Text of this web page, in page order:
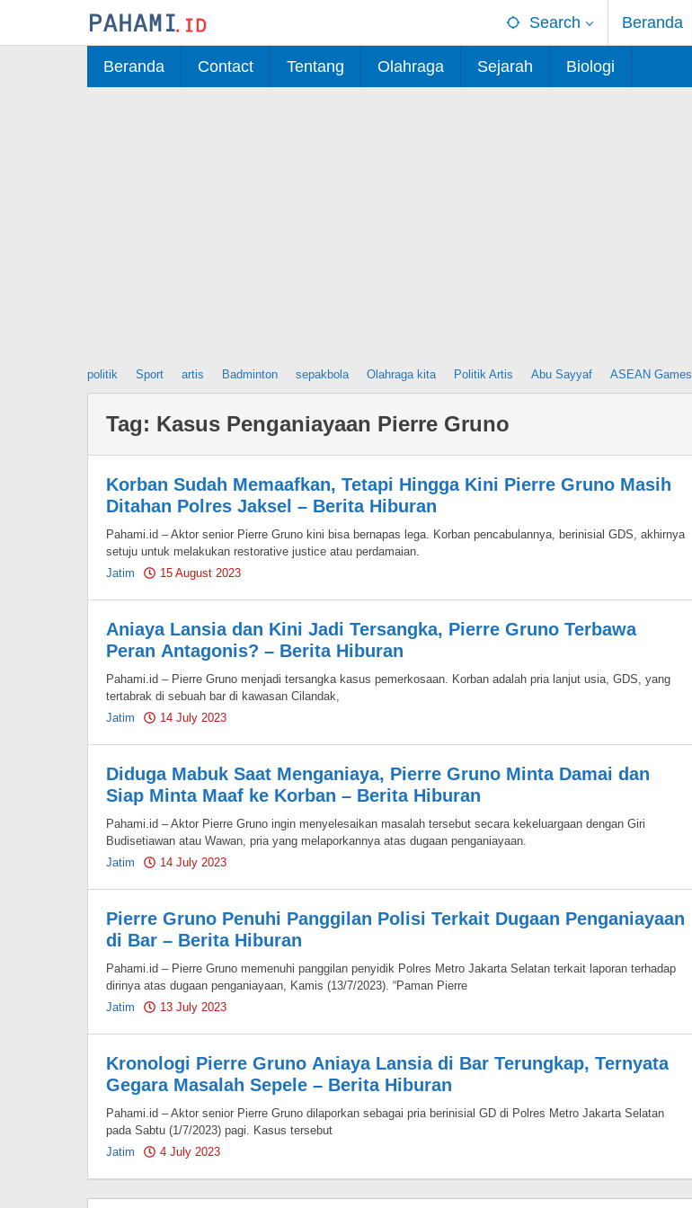
Search Beranda
Beranda Contact Tentang Olahraga Sejarah Biologi
politik Sport artis Badminton sepakbola Olahraga kita Politik Artis Abu Sayyaf ASEAN Games
Tag: Kasus Penganiayaan Pierre Gruno
Korban Sudah Memaafkan, Tetapi Hingga Kini Pierre Gruno Masih
Ditahan Polres Jaksel – Berita Hiburan
Pahami.id – Aktor senior Pierre Gruno kini bisa bernapas lega. Korban pencabulannya, berinisial GDS, akhirnya
setuju untuk melakukan restorative justice atau perdamaian.
Jatim
15 August 2023
Aniaya Lansia dan Kini Jadi Tersangka, Pierre Gruno Terbawa
Peran Antagonis? – Berita Hiburan
Pahami.id – Pierre Gruno menjadi tersangka kasus pemerkosaan. Korban adalah pria lanjut usia, GDS, yang
tertabrak di sebuah bar di kawasan Cilandak,
Jatim
14 July 2023
Diduga Mabuk Saat Menganiaya, Pierre Gruno Minta Damai dan
Siap Minta Maaf ke Korban – Berita Hiburan
Pahami.id – Aktor Pierre Gruno ingin menyelesaikan masalah tersebut secara kekeluargaan dengan Giri
Budisetiawan atau Wawan, pria yang melaporkannya atas dugaan penganiayaan.
Jatim
14 July 2023
Pierre Gruno Penuhi Panggilan Polisi Terkait Dugaan Penganiayaan
di Bar – Berita Hiburan
Pahami.id – Pierre Gruno memenuhi panggilan penyidik ​​Polres Metro Jakarta Selatan terkait laporan terhadap
dirinya atas dugaan penganiayaan, Kamis (13/7/2023). “Paman Pierre
Jatim
13 July 2023
Kronologi Pierre Gruno Aniaya Lansia di Bar Terungkap, Ternyata
Gegara Masalah Sepele – Berita Hiburan
Pahami.id – Aktor senior Pierre Gruno dilaporkan sebagai pria berinisial GD di Polres Metro Jakarta Selatan
pada Sabtu (1/7/2023) pagi. Kasus tersebut
Jatim
4 July 2023